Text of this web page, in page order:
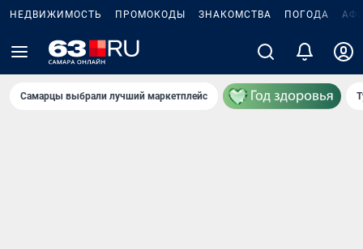
НЕДВИЖИМОСТЬ ПРОМОКОДЫ ЗНАКОМСТВА ПОГОДА
Самарцы выбрали лучший маркетплейс